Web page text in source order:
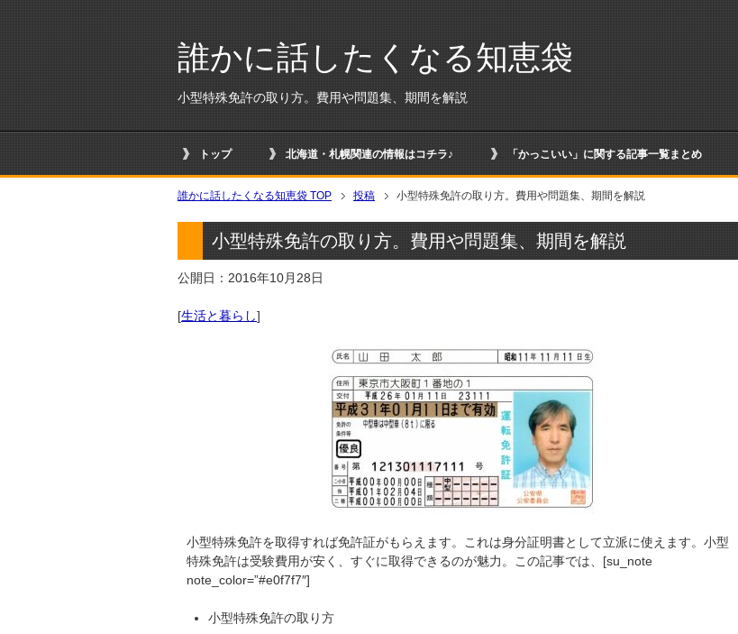
誰かに話したくなる知恵袋
小型特殊免許の取り方。費用や問題集、期間を解説
トップ 北海道・札幌関連の情報はコチラ♪ 「かっこいい」に関する記事一覧まとめ
誰かに話したくなる知恵袋 TOP 投稿 小型特殊免許の取り方。費用や問題集、期間を解説
小型特殊免許の取り方。費用や問題集、期間を解説
公開日：2016年10月28日
[生活と暮らし]
小型特殊免許を取得すれば免許証がもらえます。これは身分証明書として立派に使えます。小型
特殊免許は受験費用が安く、すぐに取得できるのが魅力。この記事では、[su_note
note_color=”#e0f7f7″]
小型特殊免許の取り方